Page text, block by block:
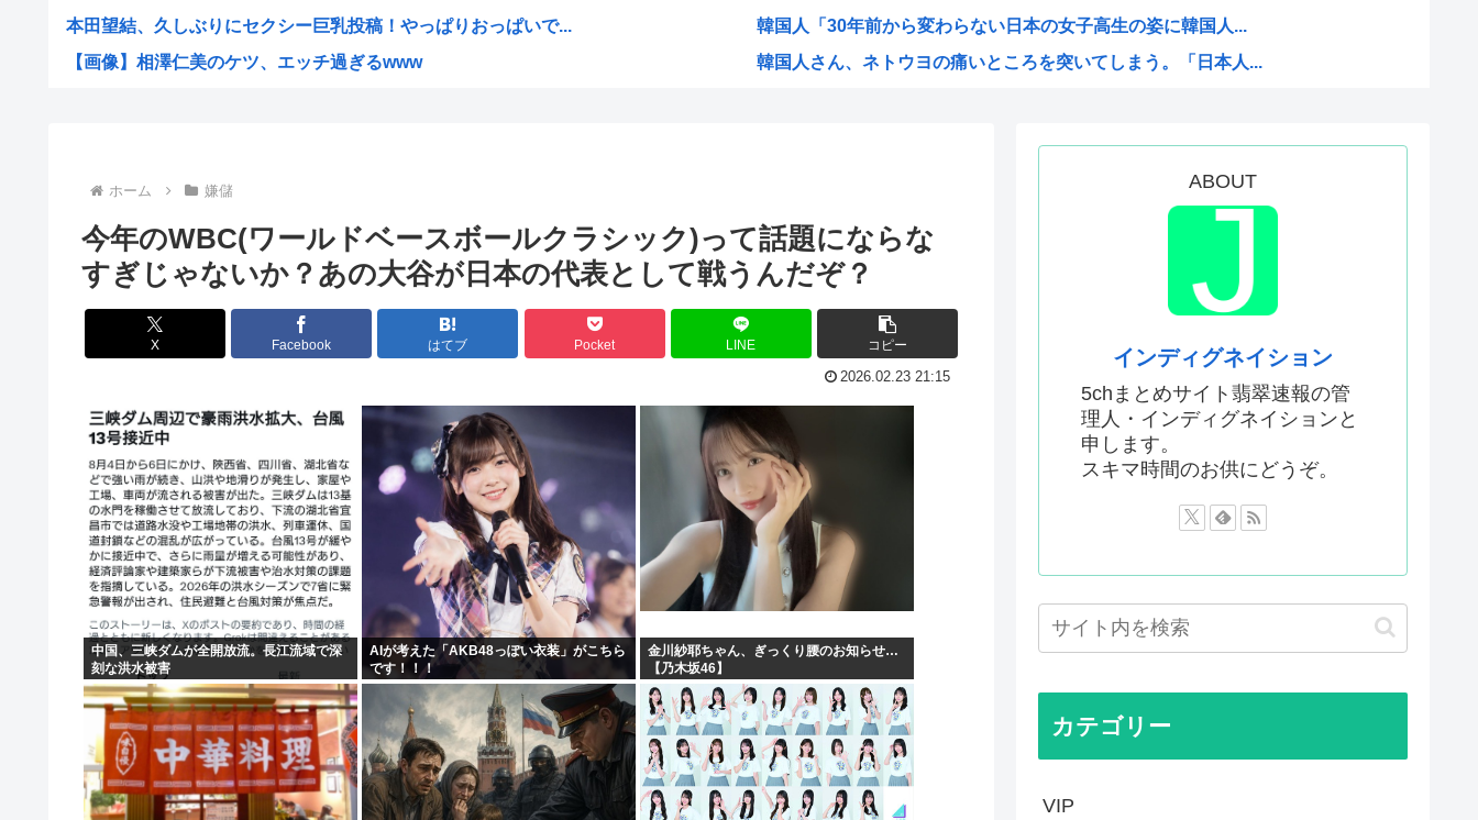
本田望結、久しぶりにセクシー巨乳投稿！やっぱりおっぱいで...
【画像】相澤仁美のケツ、エッチ過ぎるwww
【産経新聞主張】 佐渡金山 韓国は反日を持ち込むな
元ジャンポケ斉藤慎二被告のTikTokライブが拡散 求刑...
K-POPアイドルの約半数が3年後には姿を消す…損益分岐...
浜田雅功、超スパルタ高校時代 夏の思い出に共演者衝撃
ワイ「最近、嫁の夜間外出が増えてる…怪しい…興信所に調査...
【岡山】シャインマスカット200房（時価40万円相当）畑...
焼肉ライクで2170円食べ放題！今どき2170円の肉食べ...
なんで夏にマスクしてんだァ？
【悲報】京大生さん、ノリが寒すぎる
タトゥー彫り師さん「刺青入れてる奴は全員バカです」→30...
【悲報】米農家「もう無理です…」。過去最大の在庫を抱える...
【悲報】大竹しのぶ、原爆の日に「絶対に戦争を放棄する国で...
韓国人「30年前から変わらない日本の女子高生の姿に韓国人...
韓国人さん、ネトウヨの痛いところを突いてしまう。「日本人...
【衝撃】 韓国人「箱根駅伝、走りながら乾杯してた」
ケンモメンの生きがいはなに？安倍晋三以外で
夏場のロリコンおま●こが蒸れ蒸れしててエッチなぷりきゅあ...
高市早苗、今日長崎で平和祈念式典に参列して被爆体験者と面...
ワールドトリガー、対A級戦闘試験開始から約1年経過
韓国人「日本の某全国チェーン店の商品写真が話題になってい...
バイデン前米大統領（83）死にそう 再選しなくてよかった...
「原爆はうそ」「放射線の被害はなかった」 信じる若者た...
プリキュア見てる奴らきもすぎんか？さすがに
韓国人「手術中に震度6強の地震、その時の日本の医療スタッ...
NARUTOを一巻から最後まで読んでみたけど、これ駄作じ...
ラジコンのキングタイガーでスズメバチの巣に突撃「ハチから...
ホーム 嫌儲
今年のWBC(ワールドベースボールクラシック)って話題にならな
すぎじゃないか？あの大谷が日本の代表として戦うんだぞ？
X Facebook はてブ Pocket LINE コピー
2026.02.23 21:15
中国、三峡ダムが全開放流。長江流域で深
刻な洪水被害
AIが考えた「AKB48っぽい衣装」がこちら
です！！！
金川紗耶ちゃん、ぎっくり腰のお知らせ…
【乃木坂46】
ABOUT
インディグネイション
5chまとめサイト翡翠速報の管
理人・インディグネイションと
申します。
スキマ時間のお供にどうぞ。
カテゴリー
VIP